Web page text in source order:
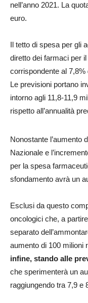
nell’anno 2021. La
euro.
Il tetto di spesa per gli
diretto dei farmaci per
corrispondente al
Le previsioni portano
intorno agli 11,8-11,9
rispetto all’annualità
Nonostante l’aumento
Nazionale e
per la spesa
sfondamento avrà un
Esclusi da questo
oncologici che, a
separato
aumento di 100 milioni
infine, stando alle
che sperimenterà un
raggiungendo tra 7,9 e